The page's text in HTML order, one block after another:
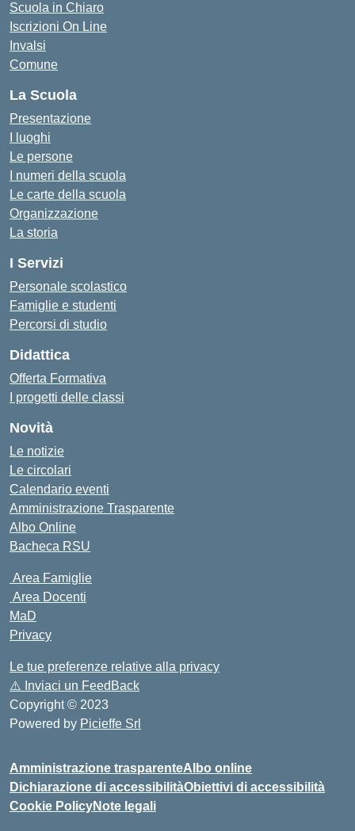
Scuola in Chiaro
Iscrizioni On Line
Invalsi
Comune
La Scuola
Presentazione
I luoghi
Le persone
I numeri della scuola
Le carte della scuola
Organizzazione
La storia
I Servizi
Personale scolastico
Famiglie e studenti
Percorsi di studio
Didattica
Offerta Formativa
I progetti delle classi
Novità
Le notizie
Le circolari
Calendario eventi
Amministrazione Trasparente
Albo Online
Bacheca RSU
Area Famiglie
Area Docenti
MaD
Privacy
Le tue preferenze relative alla privacy
⚠️ Inviaci un FeedBack
Copyright © 2023
Powered by Picieffe Srl
Amministrazione trasparenteAlbo online
Dichiarazione di accessibilitàObiettivi di accessibilità
Cookie PolicyNote legali